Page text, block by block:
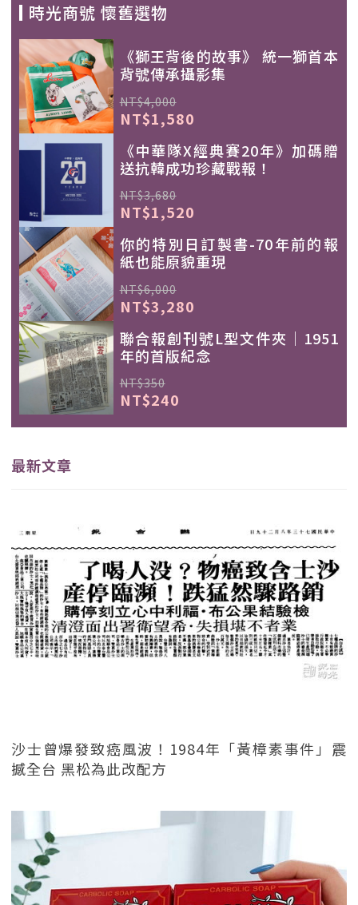
時光商號 懷舊選物
《獅王背後的故事》 統一獅首本
背號傳承攝影集
NT$4,000
NT$1,580
《中華隊X經典賽20年》加碼贈
送抗韓成功珍藏戰報！
NT$3,680
NT$1,520
你的特別日訂製書-70年前的報
紙也能原貌重現
NT$6,000
NT$3,280
聯合報創刊號L型文件夾｜1951
年的首版紀念
NT$350
NT$240
最新文章
沙士曾爆發致癌風波！1984年「黃樟素事件」震
撼全台 黑松為此改配方